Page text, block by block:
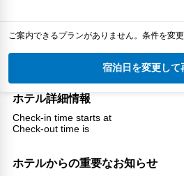
ご案内できるプランがありません。条件を変
宿泊日を変更して
ホテル詳細情報
Check-in time starts at
Check-out time is
ホテルからの重要なお知らせ